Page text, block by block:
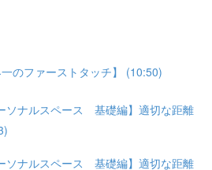
のファーストタッチ】 (10:50)
ソナルスペース 基礎編】適切な距離
ソナルスペース 基礎編】適切な距離